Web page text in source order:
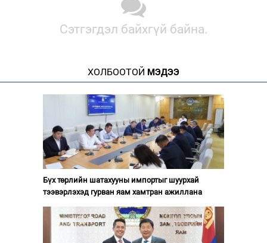
Сэтгэгдэл байхгүй байна.
ХОЛБООТОЙ МЭДЭЭ
Бүх төрлийн шатахууны импортыг шуурхай
тээвэрлэхэд гурван яам хамтран ажиллана